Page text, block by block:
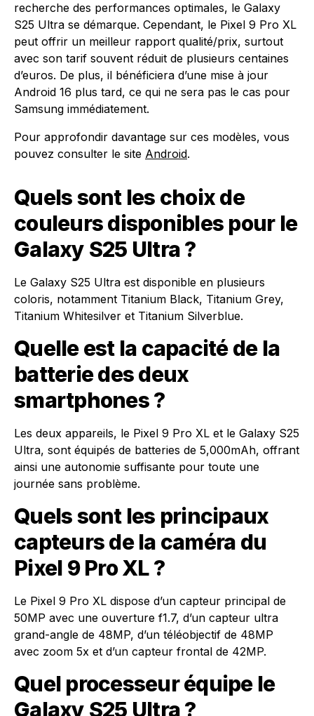
recherche des performances optimales, le Galaxy
S25 Ultra se démarque. Cependant, le Pixel 9 Pro XL
peut offrir un meilleur rapport qualité/prix, surtout
avec son tarif souvent réduit de plusieurs centaines
d’euros. De plus, il bénéficiera d’une mise à jour
Android 16 plus tard, ce qui ne sera pas le cas pour
Samsung immédiatement.
Pour approfondir davantage sur ces modèles, vous
pouvez consulter le site Android.
Quels sont les choix de
couleurs disponibles pour le
Galaxy S25 Ultra ?
Le Galaxy S25 Ultra est disponible en plusieurs
coloris, notamment Titanium Black, Titanium Grey,
Titanium Whitesilver et Titanium Silverblue.
Quelle est la capacité de la
batterie des deux
smartphones ?
Les deux appareils, le Pixel 9 Pro XL et le Galaxy S25
Ultra, sont équipés de batteries de 5,000mAh, offrant
ainsi une autonomie suffisante pour toute une
journée sans problème.
Quels sont les principaux
capteurs de la caméra du
Pixel 9 Pro XL ?
Le Pixel 9 Pro XL dispose d’un capteur principal de
50MP avec une ouverture f1.7, d’un capteur ultra
grand-angle de 48MP, d’un téléobjectif de 48MP
avec zoom 5x et d’un capteur frontal de 42MP.
Quel processeur équipe le
Galaxy S25 Ultra ?